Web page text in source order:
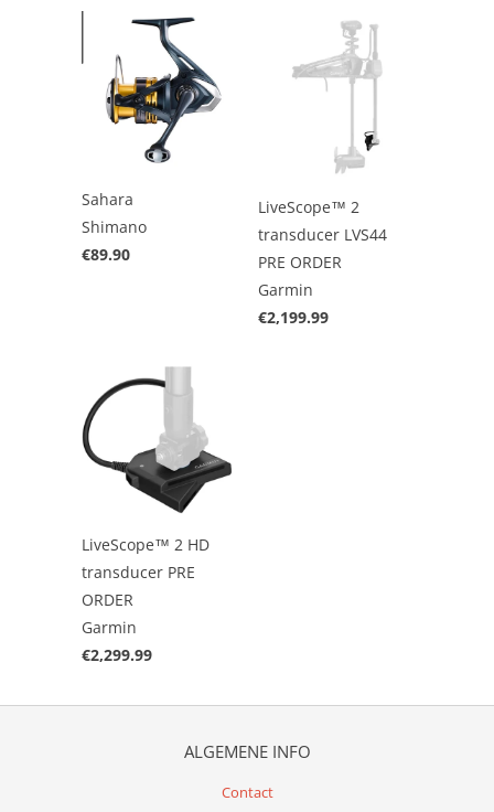
Sahara
Shimano
€89.90
LiveScope™ 2
transducer LVS44
PRE ORDER
Garmin
€2,199.99
LiveScope™ 2 HD
transducer PRE
ORDER
Garmin
€2,299.99
ALGEMENE INFO
Contact